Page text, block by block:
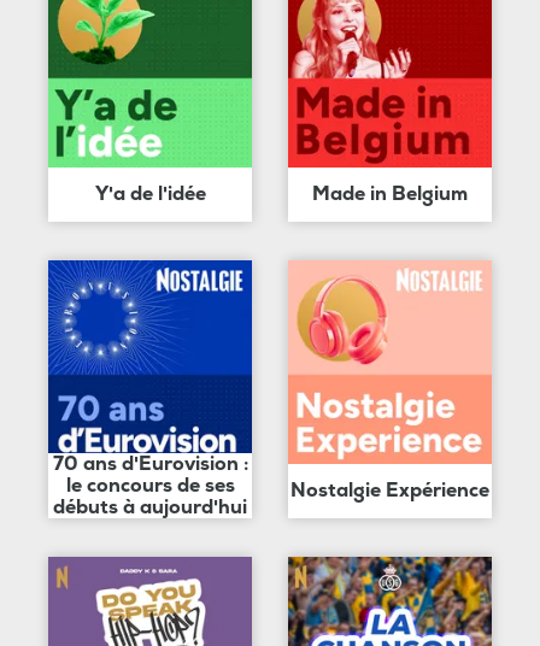
Y'a de l'idée Made in Belgium
70 ans d'Eurovision :
le concours de ses
débuts à aujourd'hui
Nostalgie Expérience